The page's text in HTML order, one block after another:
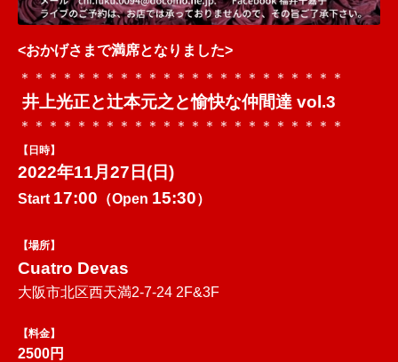
<おかげさまで満席となりました>
＊＊＊＊＊＊＊＊＊＊＊＊＊＊＊＊＊＊＊＊＊＊＊
井上光正と辻本元之と愉快な仲間達 vol.3
＊＊＊＊＊＊＊＊＊＊＊＊＊＊＊＊＊＊＊＊＊＊＊
【日時】
2022年11月27日(日)
Start 17:00 （Open 15:30）
【場所】
Cuatro Devas
大阪市北区西天満2-7-24 2F&3F
【料金】
2500円